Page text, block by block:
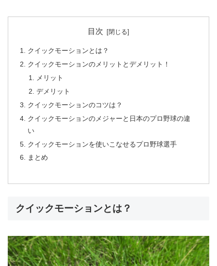
目次
クイックモーションとは？
クイックモーションのメリットとデメリット！
メリット
デメリット
クイックモーションのコツは？
クイックモーションのメジャーと日本のプロ野球の違
い
クイックモーションを使いこなせるプロ野球選手
まとめ
クイックモーションとは？